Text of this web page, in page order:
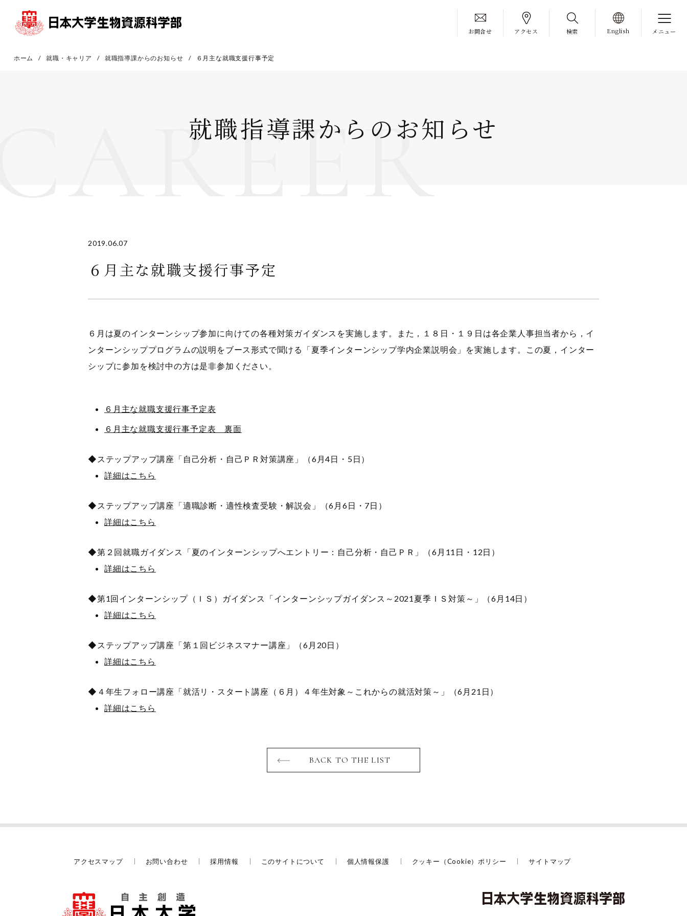
お問合せ アクセス 検索 English メニュー
ホーム 就職・キャリア 就職指導課からのお知らせ ６月主な就職支援行事予定
就職指導課からのお知らせ
2019.06.07
６月主な就職支援行事予定
６月は夏のインターンシップ参加に向けての各種対策ガイダンスを実施します。また，１８日・１９日は各企業人事担当者から，イ
ンターンシッププログラムの説明をブース形式で聞ける「夏季インターンシップ学内企業説明会」を実施します。この夏，インター
シップに参加を検討中の方は是非参加ください。
６月主な就職支援行事予定表
６月主な就職支援行事予定表 裏面
◆ステップアップ講座「自己分析・自己ＰＲ対策講座」（6月4日・5日）
詳細はこちら
◆ステップアップ講座「適職診断・適性検査受験・解説会」（6月6日・7日）
詳細はこちら
◆第２回就職ガイダンス「夏のインターンシップへエントリー：自己分析・自己ＰＲ」（6月11日・12日）
詳細はこちら
◆第1回インターンシップ（ＩＳ）ガイダンス「インターンシップガイダンス～2021夏季ＩＳ対策～」（6月14日）
詳細はこちら
◆ステップアップ講座「第１回ビジネスマナー講座」（6月20日）
詳細はこちら
◆４年生フォロー講座「就活リ・スタート講座（６月）４年生対象～これからの就活対策～」（6月21日）
詳細はこちら
BACK TO THE LIST
アクセスマップ お問い合わせ 採用情報 このサイトについて 個人情報保護 クッキー（Cookie）ポリシー サイトマップ